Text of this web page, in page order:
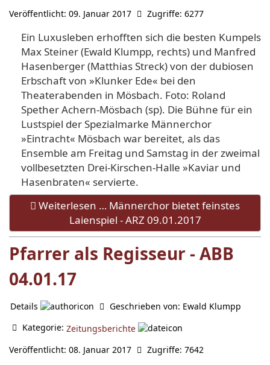
Veröffentlicht: 09. Januar 2017
Zugriffe: 6277
Ein Luxusleben erhofften sich die besten Kumpels
Max Steiner (Ewald Klumpp, rechts) und Manfred
Hasenberger (Matthias Streck) von der dubiosen
Erbschaft von »Klunker Ede« bei den
Theaterabenden in Mösbach. Foto: Roland
Spether Achern-Mösbach (sp). Die Bühne für ein
Lustspiel der Spezialmarke Männerchor
»Eintracht« Mösbach war bereitet, als das
Ensemble am Freitag und Samstag in der zweimal
vollbesetzten Drei-Kirschen-Halle »Kaviar und
Hasenbraten« servierte.
Weiterlesen … Männerchor bietet feinstes
Laienspiel - ARZ 09.01.2017
Pfarrer als Regisseur - ABB
04.01.17
Details Geschrieben von: Ewald Klumpp
Kategorie: Zeitungsberichte
Veröffentlicht: 08. Januar 2017
Zugriffe: 7642